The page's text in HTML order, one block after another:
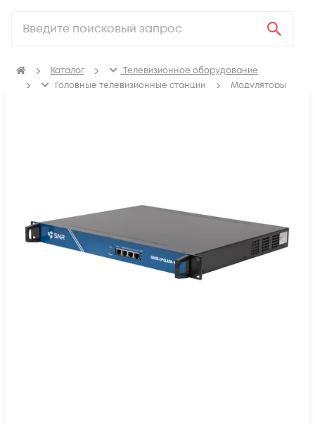
Каталог
Телевизионное оборудование
Головные телевизионные станции
Модуляторы